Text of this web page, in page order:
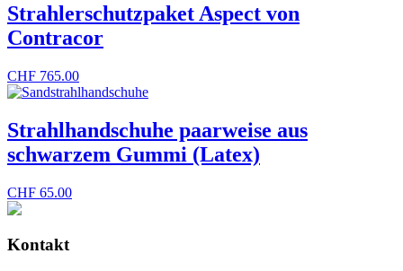
Strahlerschutzpaket Aspect von
Contracor
CHF 765.00
Strahlhandschuhe paarweise aus
schwarzem Gummi (Latex)
CHF 65.00
Kontakt